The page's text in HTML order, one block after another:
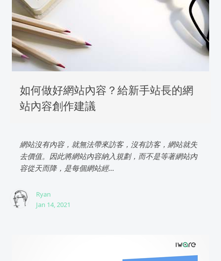
如何做好網站內容？給新手站長的網
站內容創作建議
網站沒有內容，就無法帶來訪客，沒有訪客，網站就失
去價值。因此將網站內容納入規劃，而不是等著網站內
容從天而降，是每個網站經...
Ryan
Jan 14, 2021